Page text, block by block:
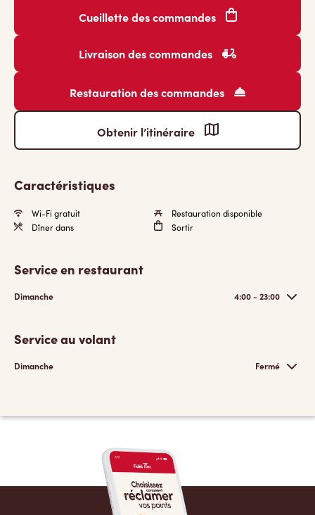
Cueillette des commandes
Livraison des commandes
Restauration des commandes
Obtenir l’itinéraire
Caractéristiques
Wi-Fi gratuit
Restauration disponible
Dîner dans
Sortir
Service en restaurant
Dimanche 4:00 - 23:00
Service au volant
Dimanche Fermé